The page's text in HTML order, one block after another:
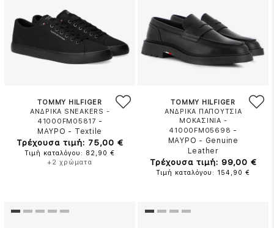
TOMMY HILFIGER
ΑΝΔΡΙΚΑ SNEAKERS -
41000FM05817 -
ΜΑΥΡΟ - Textile
Τρέχουσα τιμή: 75,00 €
Τιμή καταλόγου: 82,90 €
+2 χρώματα
TOMMY HILFIGER
ΑΝΔΡΙΚΑ ΠΑΠΟΥΤΣΙΑ
ΜΟΚΑΣΙΝΙΑ -
41000FM05698 -
ΜΑΥΡΟ - Genuine
Leather
Τρέχουσα τιμή: 99,00 €
Τιμή καταλόγου: 154,90 €